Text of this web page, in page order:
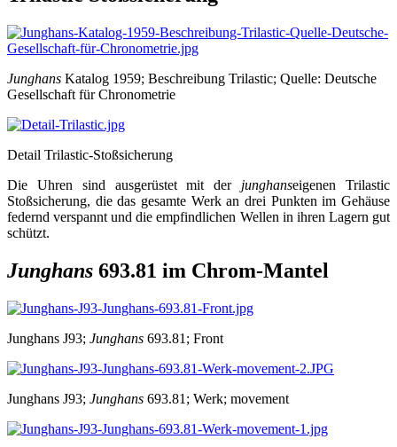
Junghans Katalog 1959; Beschreibung Trilastic; Quelle: Deutsche
Gesellschaft für Chronometrie
Detail Trilastic-Stoßsicherung
Die Uhren sind ausgerüstet mit der junghanseigenen Trilastic
Stoßsicherung, die das gesamte Werk an drei Punkten im Gehäuse
federnd verspannt und die empfindlichen Wellen in ihren Lagern gut
schützt.
Junghans 693.81 im Chrom-Mantel
Junghans J93; Junghans 693.81; Front
Junghans J93; Junghans 693.81; Werk; movement